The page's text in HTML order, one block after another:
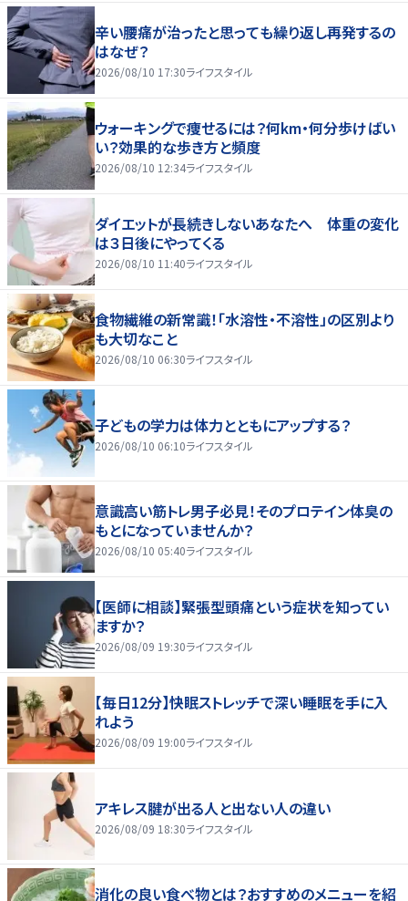
辛い腰痛が治ったと思っても繰り返し再発するの
はなぜ？
2026/08/10 17:30ライフスタイル
ウォーキングで痩せるには？何km・何分歩けばい
い？効果的な歩き方と頻度
2026/08/10 12:34ライフスタイル
ダイエットが長続きしないあなたへ 体重の変化
は３日後にやってくる
2026/08/10 11:40ライフスタイル
食物繊維の新常識！「水溶性・不溶性」の区別より
も大切なこと
2026/08/10 06:30ライフスタイル
子どもの学力は体力とともにアップする？
2026/08/10 06:10ライフスタイル
意識高い筋トレ男子必見！そのプロテイン体臭の
もとになっていませんか？
2026/08/10 05:40ライフスタイル
【医師に相談】緊張型頭痛という症状を知ってい
ますか？
2026/08/09 19:30ライフスタイル
【毎日12分】快眠ストレッチで深い睡眠を手に入
れよう
2026/08/09 19:00ライフスタイル
アキレス腱が出る人と出ない人の違い
2026/08/09 18:30ライフスタイル
消化の良い食べ物とは？おすすめのメニューを紹